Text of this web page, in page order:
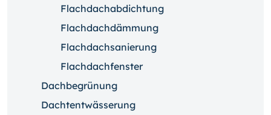
Flachdachabdichtung
Flachdachdämmung
Flachdachsanierung
Flachdachfenster
Dachbegrünung
Dachtentwässerung